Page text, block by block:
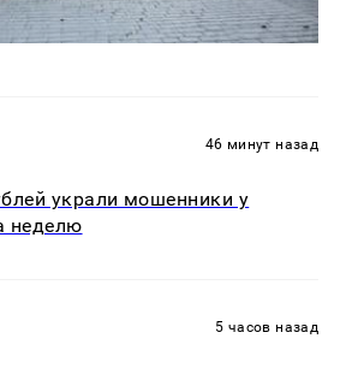
46 минут назад
украли мошенники у
неделю
5 часов назад